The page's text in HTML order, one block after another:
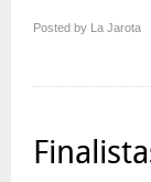
Posted by La Jarota